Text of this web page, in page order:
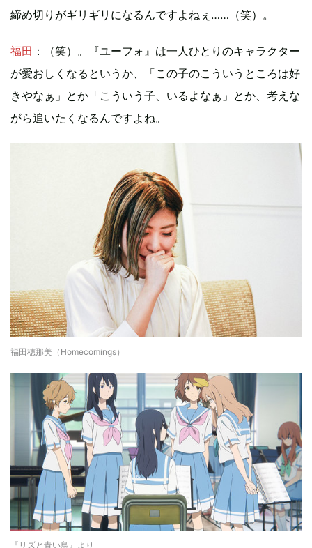
締め切りがギリギリになるんですよねぇ……（笑）。
福田 ：（笑）。『ユーフォ』は一人ひとりのキャラクター
が愛おしくなるというか、「この子のこういうところは好
きやなぁ」とか「こういう子、いるよなぁ」とか、考えな
がら追いたくなるんですよね。
福田穂那美（Homecomings）
『リズと青い鳥』より